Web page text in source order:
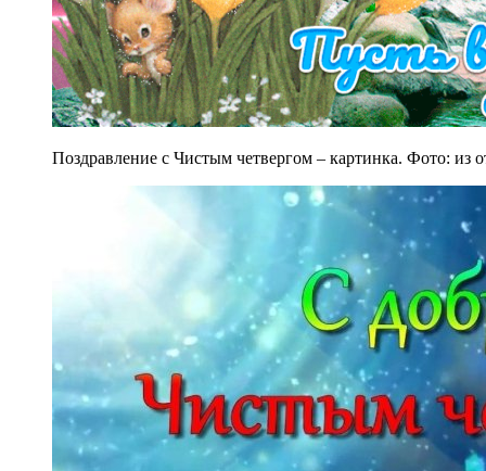
Поздравление с Чистым четвергом – картинка. Фото: из